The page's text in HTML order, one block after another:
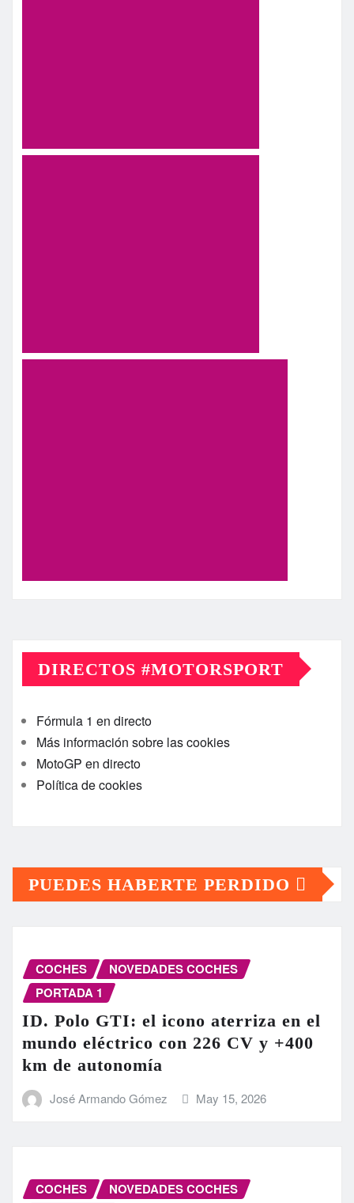
DIRECTOS #MOTORSPORT
Fórmula 1 en directo
Más información sobre las cookies
MotoGP en directo
Política de cookies
PUEDES HABERTE PERDIDO
COCHES
NOVEDADES COCHES
PORTADA 1
ID. Polo GTI: el icono aterriza en el
mundo eléctrico con 226 CV y +400
km de autonomía
José Armando Gómez May 15, 2026
COCHES
NOVEDADES COCHES